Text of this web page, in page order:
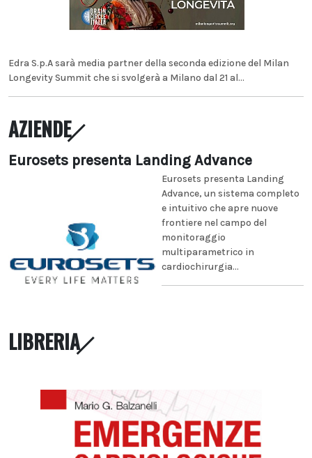
Edra S.p.A sarà media partner della seconda edizione del Milan
Longevity Summit che si svolgerà a Milano dal 21 al...
AZIENDE
Eurosets presenta Landing Advance
Eurosets presenta Landing
Advance, un sistema completo
e intuitivo che apre nuove
frontiere nel campo del
monitoraggio
multiparametrico in
cardiochirurgia...
LIBRERIA